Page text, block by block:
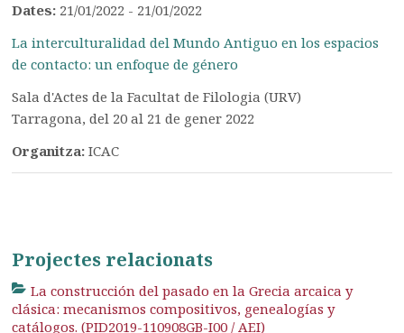
Dates: 21/01/2022 - 21/01/2022
La interculturalidad del Mundo Antiguo en los espacios
de contacto: un enfoque de género
Sala d'Actes de la Facultat de Filologia (URV)
Tarragona, del 20 al 21 de gener 2022
Organitza:ICAC
Projectes relacionats
La construcción del pasado en la Grecia arcaica y
clásica: mecanismos compositivos, genealogías y
catálogos. (PID2019-110908GB-I00 / AEI)